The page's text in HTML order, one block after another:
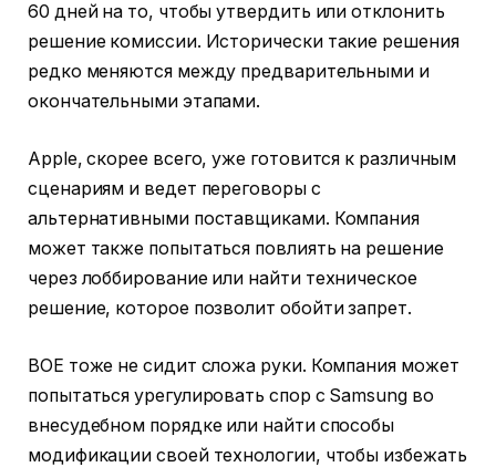
60 дней на то, чтобы утвердить или отклонить
решение комиссии. Исторически такие решения
редко меняются между предварительными и
окончательными этапами.
Apple, скорее всего, уже готовится к различным
сценариям и ведет переговоры с
альтернативными поставщиками. Компания
может также попытаться повлиять на решение
через лоббирование или найти техническое
решение, которое позволит обойти запрет.
BOE тоже не сидит сложа руки. Компания может
попытаться урегулировать спор с Samsung во
внесудебном порядке или найти способы
модификации своей технологии, чтобы избежать